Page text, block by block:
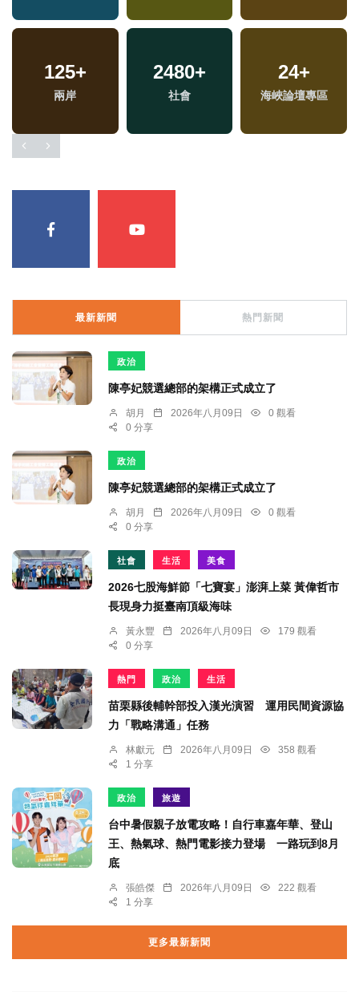
125+
兩岸
2480+
社會
24+
海峽論壇專區
最新新聞 熱門新聞
政治
陳亭妃競選總部的架構正式成立了
胡月 2026年八月09日
0 觀看
0 分享
政治
陳亭妃競選總部的架構正式成立了
胡月 2026年八月09日
0 觀看
0 分享
社會 生活 美食
2026七股海鮮節「七寶宴」澎湃上菜 黃偉哲市
長現身力挺臺南頂級海味
黃永豐 2026年八月09日
179 觀看
0 分享
熱門 政治 生活
苗栗縣後輔幹部投入漢光演習 運用民間資源協
力「戰略溝通」任務
林獻元 2026年八月09日
358 觀看
1 分享
政治 旅遊
台中暑假親子放電攻略！自行車嘉年華、登山
王、熱氣球、熱門電影接力登場 一路玩到8月
底
張皓傑 2026年八月09日
222 觀看
1 分享
更多最新新聞